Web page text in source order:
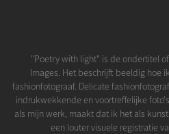
"Poetry with light" is de ondertitel
Images. Het beschrijft beeldig hoe
fashionfotograaf. Delicate
indrukwekkende en voortreffelijke
als mijn werk, maakt dat ik het als
een louter visuele registratie